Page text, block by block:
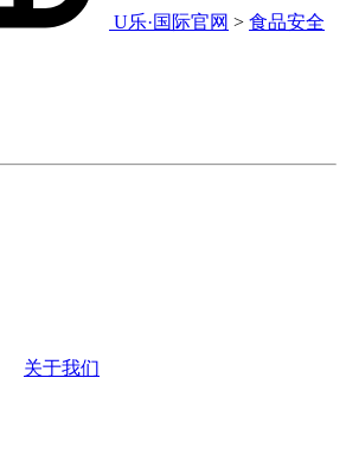
U乐·国际官网 > 食品安全
关于我们